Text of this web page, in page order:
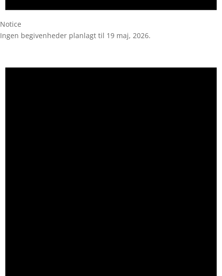
Notice
Ingen begivenheder planlagt til 19 maj, 2026.